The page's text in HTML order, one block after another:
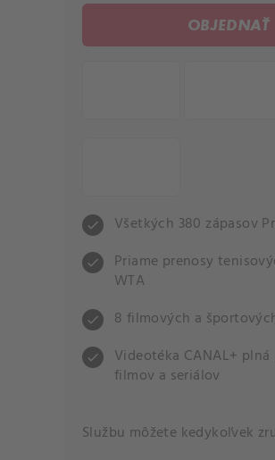
OBJEDNAŤ
check Všetkých 380 zápasov
check
Priame prenosy
WTA
check 8 filmových a
check
Videotéka CANAL+
filmov a seriálov
Službu môžete kedykoľvek